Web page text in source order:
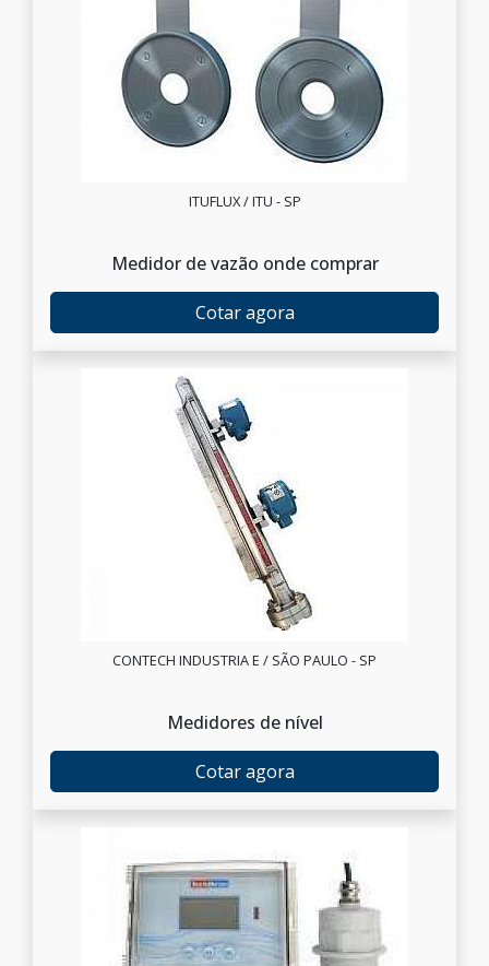
ITUFLUX / ITU - SP
Medidor de vazão onde comprar
Cotar agora
CONTECH INDUSTRIA E / SÃO PAULO - SP
Medidores de nível
Cotar agora